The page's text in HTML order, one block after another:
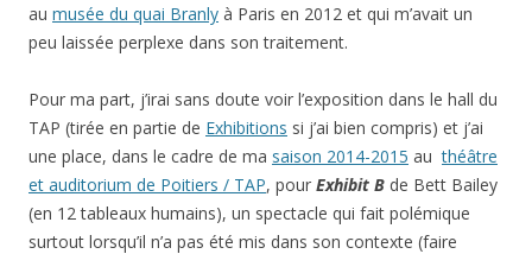
au musée du quai Branly à Paris en 2012 et qui m’avait un
peu laissée perplexe dans son traitement.
Pour ma part, j’irai sans doute voir l’exposition dans le hall du
TAP (tirée en partie de Exhibitions si j’ai bien compris) et j’ai
une place, dans le cadre de ma saison 2014-2015 authéâtre
et auditorium de Poitiers / TAP, pour Exhibit B de Bett Bailey
(en 12 tableaux humains), un spectacle qui fait polémique
surtout lorsqu’il n’a pas été mis dans son contexte (faire